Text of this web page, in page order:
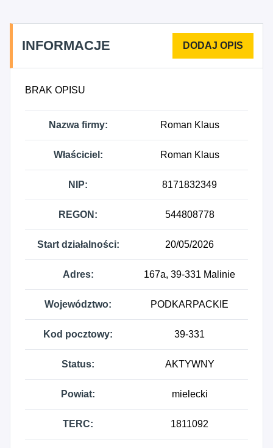
INFORMACJE
BRAK OPISU
Nazwa firmy: Roman Klaus
Właściciel: Roman Klaus
NIP: 8171832349
REGON: 544808778
Start działalności: 20/05/2026
Adres: 167a, 39-331 Malinie
Województwo: PODKARPACKIE
Kod pocztowy: 39-331
Status: AKTYWNY
Powiat: mielecki
TERC: 1811092